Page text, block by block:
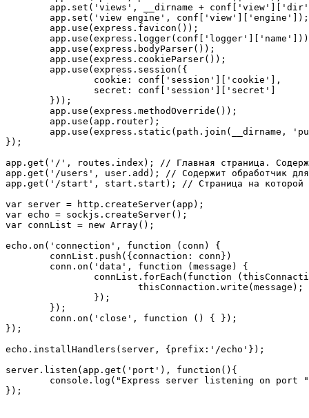
});
app.get('/', routes.index); // Главная страница.
app.get('/users', user.add); // Содержит обработчик для
app.get('/start', start.start); // Страница на которой
var server = http.createServer(app);
var echo = sockjs.createServer();
var connList = new Array();
echo.on('connection', function (conn) {
});
echo.installHandlers(server, {prefix:'/echo'});
server.listen(app.get('port'), function(){
});